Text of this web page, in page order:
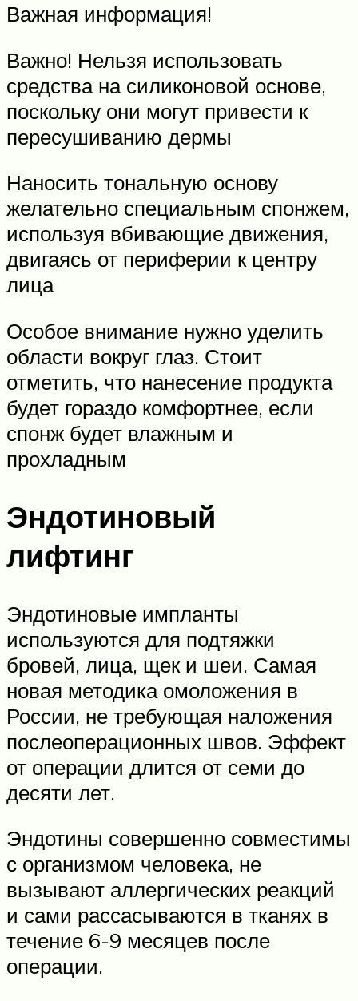
Важная информация!
Важно! Нельзя использовать
средства на силиконовой основе,
поскольку они могут привести к
пересушиванию дермы
Наносить тональную основу
желательно специальным спонжем,
используя вбивающие движения,
двигаясь от периферии к центру
лица
Особое внимание нужно уделить
области вокруг глаз. Стоит
отметить, что нанесение продукта
будет гораздо комфортнее, если
спонж будет влажным и
прохладным
Эндотиновый
лифтинг
Эндотиновые импланты
используются для подтяжки
бровей, лица, щек и шеи. Самая
новая методика омоложения в
России, не требующая наложения
послеоперационных швов. Эффект
от операции длится от семи до
десяти лет.
Эндотины совершенно совместимы
с организмом человека, не
вызывают аллергических реакций
и сами рассасываются в тканях в
течение 6-9 месяцев после
операции.